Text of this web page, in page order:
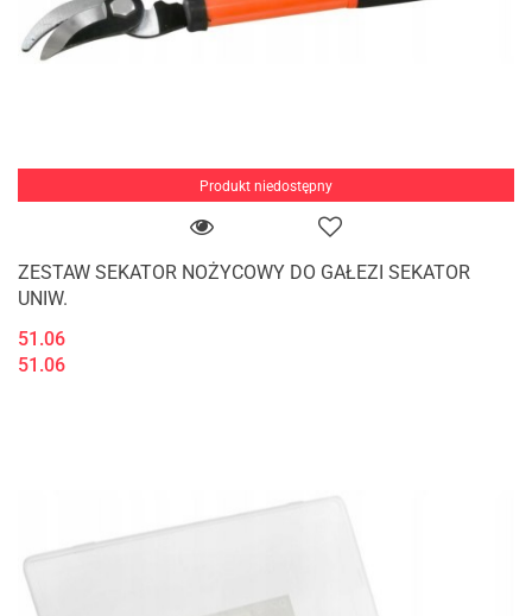
Produkt niedostępny
ZESTAW SEKATOR NOŻYCOWY DO GAŁEZI SEKATOR
UNIW.
51.06
51.06